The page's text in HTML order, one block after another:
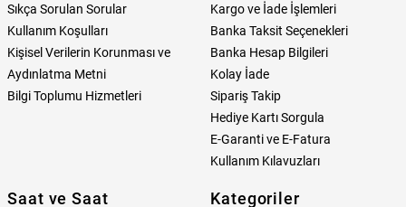
Sıkça Sorulan Sorular
Kullanım Koşulları
Kişisel Verilerin Korunması ve
Aydınlatma Metni
Bilgi Toplumu Hizmetleri
Kargo ve İade İşlemleri
Banka Taksit Seçenekleri
Banka Hesap Bilgileri
Kolay İade
Sipariş Takip
Hediye Kartı Sorgula
E-Garanti ve E-Fatura
Kullanım Kılavuzları
Saat ve Saat Kategoriler